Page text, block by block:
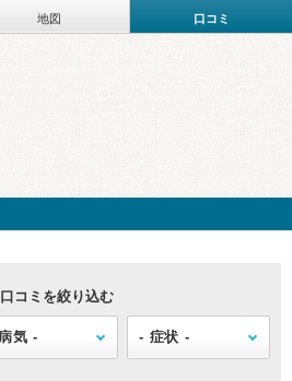
地図 口コミ
口コミを絞り込む